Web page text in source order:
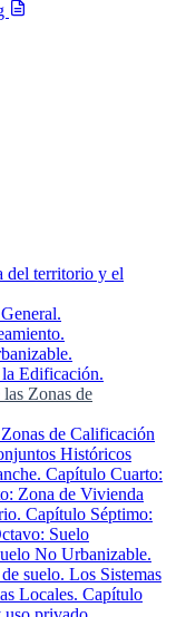
del territorio y el
Capítulo Segundo:
del suelo.
Segundo:
Condiciones de
Urbano.Capítulo
Urbanizable
Urbano.
Programado.
Urbanizable no
jurídica de solar.
y renovación del
general.
Edificación.
Capítulo Segundo:
de volumen
Funcionales
de aparcamientos
Zonas de
de Calificación
Históricos
Capítulo Cuarto:
Zona de Vivienda
Capítulo Séptimo:
Suelo
No Urbanizable.
suelo. Los Sistemas
Locales. Capítulo